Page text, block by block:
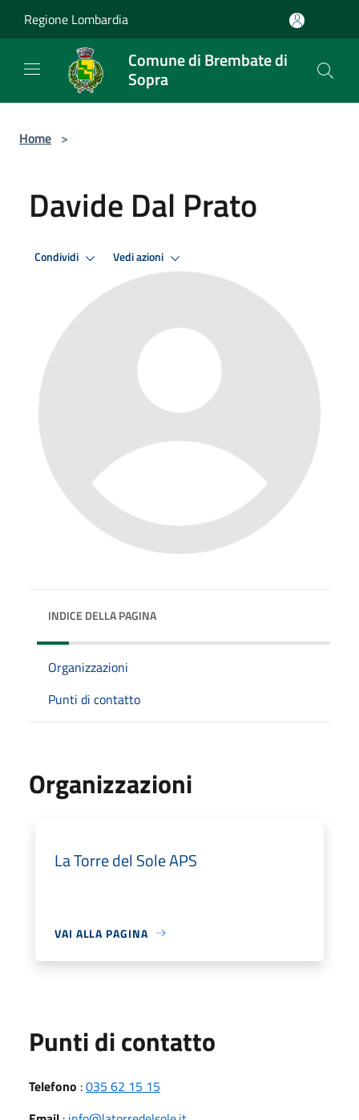
Regione Lombardia
Comune di Brembate di
Sopra
Home >
Davide Dal Prato
Condividi Vedi azioni
INDICE DELLA PAGINA
Organizzazioni
Punti di contatto
Organizzazioni
La Torre del Sole APS
VAI ALLA PAGINA
Punti di contatto
Telefono :035 62 15 15